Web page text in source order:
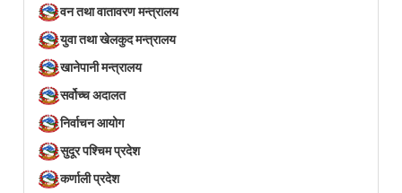
वन तथा वातावरण मन्त्रालय
युवा तथा खेलकुद मन्त्रालय
खानेपानी मन्त्रालय
सर्वोच्च अदालत
निर्वाचन आयोग
सुदूर पश्चिम प्रदेश
कर्णाली प्रदेश